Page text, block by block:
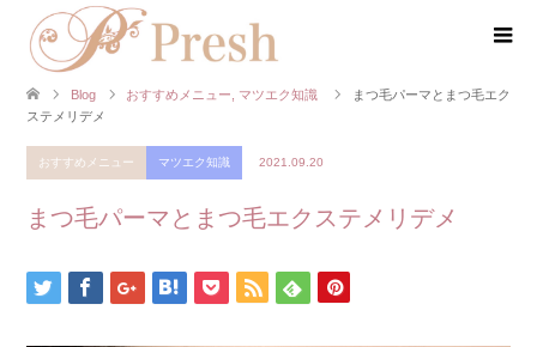
Blog おすすめメニュー マツエク知識
まつ毛パーマとまつ毛エク
ステメリデメ
おすすめメニュー マツエク知識 2021.09.20
まつ毛パーマとまつ毛エクステメリデメ